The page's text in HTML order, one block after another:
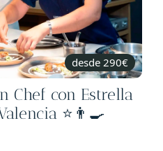
desde 290€
Chef con Estrella
⭐👨‍🍳